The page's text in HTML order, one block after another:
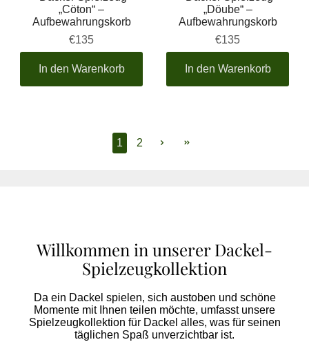
„Cöton“ –
Aufbewahrungskorb
€135
In den Warenkorb
„Döube“ –
Aufbewahrungskorb
€135
In den Warenkorb
1 2
Willkommen in unserer Dackel-
Spielzeugkollektion
Da ein Dackel spielen, sich austoben und schöne
Momente mit Ihnen teilen möchte, umfasst unsere
Spielzeugkollektion für Dackel alles, was für seinen
täglichen Spaß unverzichtbar ist.